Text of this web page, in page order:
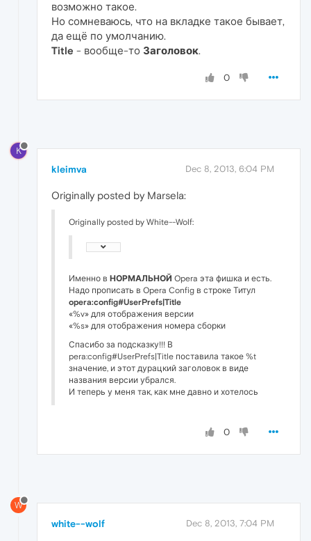
возможно такое.
Но сомневаюсь, что на вкладке такое бывает,
да ещё по умолчанию.
Title - вообще-то Заголовок.
0
K
kleimva Dec 8, 2013, 6:04 PM
Originally posted by Marsela:
Originally posted by White--Wolf:
Именно в НОРМАЛЬНОЙ Opera эта фишка и есть.
Надо прописать в Opera Config в строке Титул
opera:config#UserPrefs|Title
«%v» для отображения версии
«%s» для отображения номера сборки
Спасибо за подсказку!!! В
pera:config#UserPrefs|Title поставила такое %t
значение, и этот дурацкий заголовок в виде
названия версии убрался.
И теперь у меня так, как мне давно и хотелось
0
W
white--wolf Dec 8, 2013, 7:04 PM